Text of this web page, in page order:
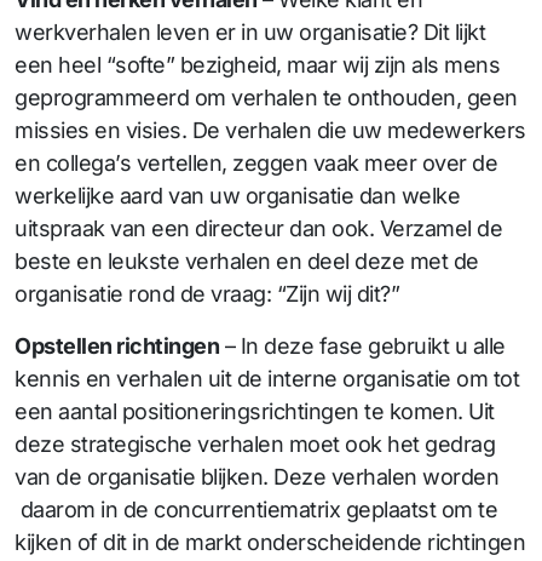
werkverhalen leven er in uw organisatie? Dit lijkt
een heel “softe” bezigheid, maar wij zijn als mens
geprogrammeerd om verhalen te onthouden, geen
missies en visies. De verhalen die uw medewerkers
en collega’s vertellen, zeggen vaak meer over de
werkelijke aard van uw organisatie dan welke
uitspraak van een directeur dan ook. Verzamel de
beste en leukste verhalen en deel deze met de
organisatie rond de vraag: “Zijn wij dit?”
Opstellen richtingen – In deze fase gebruikt u alle
kennis en verhalen uit de interne organisatie om tot
een aantal positioneringsrichtingen te komen. Uit
deze strategische verhalen moet ook het gedrag
van de organisatie blijken. Deze verhalen worden
daarom in de concurrentiematrix geplaatst om te
kijken of dit in de markt onderscheidende richtingen